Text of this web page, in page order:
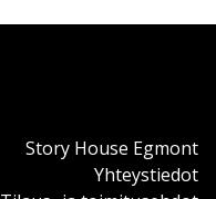
Story House Egmont
Yhteystiedot